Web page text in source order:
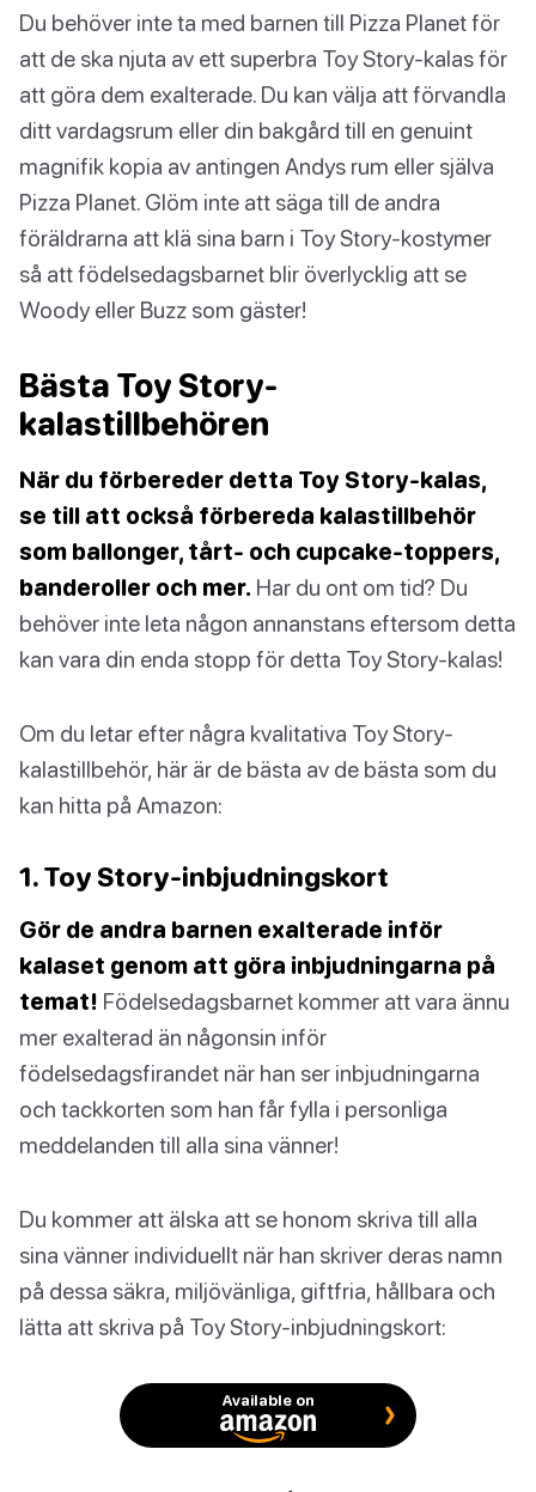
Du behöver inte ta med barnen till Pizza Planet för
att de ska njuta av ett superbra Toy Story-kalas för
att göra dem exalterade. Du kan välja att förvandla
ditt vardagsrum eller din bakgård till en genuint
magnifik kopia av antingen Andys rum eller själva
Pizza Planet. Glöm inte att säga till de andra
föräldrarna att klä sina barn i Toy Story-kostymer
så att födelsedagsbarnet blir överlycklig att se
Woody eller Buzz som gäster!
Bästa Toy Story-
kalastillbehören
När du förbereder detta Toy Story-kalas,
se till att också förbereda kalastillbehör
som ballonger, tårt- och cupcake-toppers,
banderoller och mer. Har du ont om tid? Du
behöver inte leta någon annanstans eftersom detta
kan vara din enda stopp för detta Toy Story-kalas!
Om du letar efter några kvalitativa Toy Story-
kalastillbehör, här är de bästa av de bästa som du
kan hitta på Amazon:
1. Toy Story-inbjudningskort
Gör de andra barnen exalterade inför
kalaset genom att göra inbjudningarna på
temat! Födelsedagsbarnet kommer att vara ännu
mer exalterad än någonsin inför
födelsedagsfirandet när han ser inbjudningarna
och tackkorten som han får fylla i personliga
meddelanden till alla sina vänner!
Du kommer att älska att se honom skriva till alla
sina vänner individuellt när han skriver deras namn
på dessa säkra, miljövänliga, giftfria, hållbara och
lätta att skriva på Toy Story-inbjudningskort:
Available on